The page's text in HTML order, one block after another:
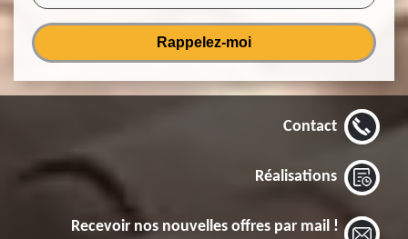
Contact
Réalisations
Recevoir nos nouvelles offres par mail !